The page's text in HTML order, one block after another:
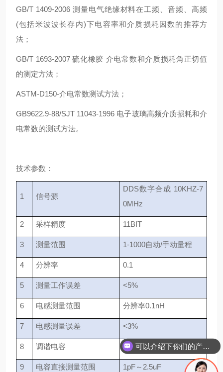
GB/T 1409-2006 测量电气绝缘材料在工频、音频、高频
(包括米波波长存内)下电容率和介质损耗因数的推荐方
法；
GB/T 1693-2007 硫化橡胶 介电常数和介质损耗角正切值
的测定方法；
ASTM-D150-介电常数测试方法；
GB9622.9-88/SJT 11043-1996 电子玻璃高频介质损耗和介
电常数的测试方法。
技术参数：
1 信号源
DDS数字合成 10KHZ-7
0MHz
2 采样精度 11BIT
3 测量范围 1-1000自动/手动量程
4 分辨率 0.1
5 测量工作误差 <5%
6 电感测量范围 分辨率0.1nH
7 电感测量误差 <3%
8 调谐电容 主电容30-540pF
9 电容直接测量范围 1pF～2.5uF
可以介绍下你们的产品么